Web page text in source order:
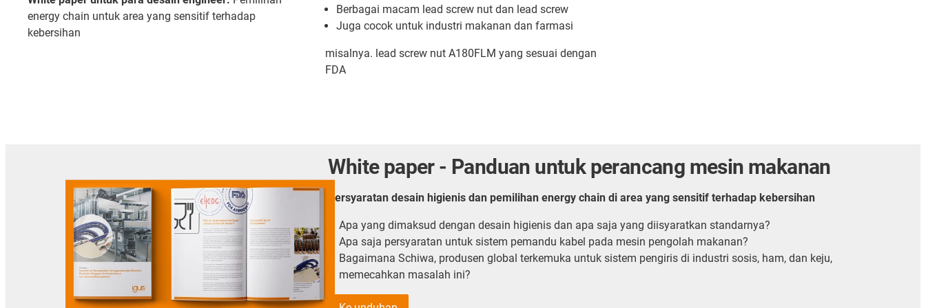
energy chain untuk area yang sensitif terhadap
kebersihan
Berbagai macam lead screw nut dan lead screw
Juga cocok untuk industri makanan dan farmasi
misalnya. lead screw nut A180FLM yang sesuai dengan
FDA
White paper - Panduan untuk perancang mesin makanan
Persyaratan desain higienis dan pemilihan energy chain di area yang sensitif terhadap kebersihan
Apa yang dimaksud dengan desain higienis dan apa saja yang diisyaratkan standarnya?
Apa saja persyaratan untuk sistem pemandu kabel pada mesin pengolah makanan?
Bagaimana Schiwa, produsen global terkemuka untuk sistem pengiris di industri sosis, ham, dan keju,
memecahkan masalah ini?